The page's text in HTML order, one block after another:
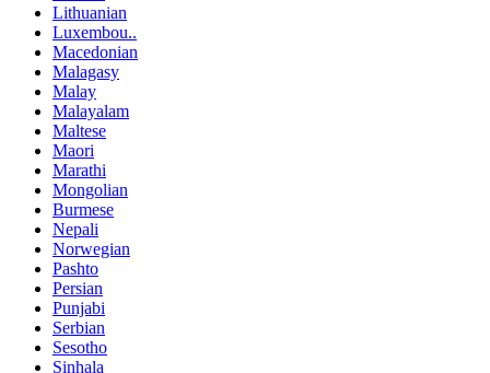
Lithuanian
Luxembou..
Macedonian
Malagasy
Malay
Malayalam
Maltese
Maori
Marathi
Mongolian
Burmese
Nepali
Norwegian
Pashto
Persian
Punjabi
Serbian
Sesotho
Sinhala